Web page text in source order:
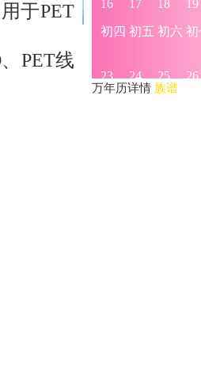
于PET
PET线
万年历详情 族谱